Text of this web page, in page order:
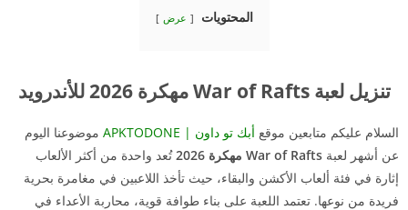
المحتويات عرض
تنزيل لعبة War of Rafts مهكرة 2026 للأندرويد
السلام عليكم متابعين موقع أبك تو داون | APKTODONE
موضوعنا اليوم
عن أشهر لعبة War of Rafts مهكرة 2026
تُعد واحدة من أكثر الألعاب
إثارة في فئة ألعاب الأكشن والبقاء، حيث تأخذ اللاعبين في مغامرة بحرية
فريدة من نوعها. تعتمد اللعبة على بناء طوافة قوية، محاربة الأعداء في